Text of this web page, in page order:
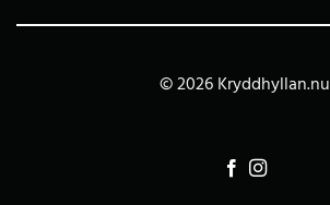
© 2026 Kryddhyllan.nu